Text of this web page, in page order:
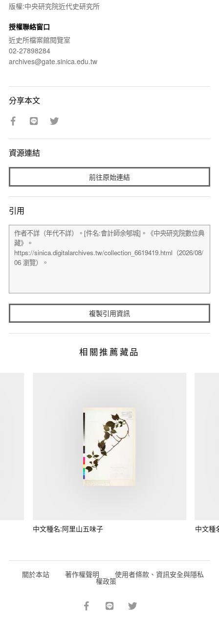
版權:中央研究院近代史研究所
授權聯絡窗口
近史所檔案館閱覽室
02-27898284
archives@gate.sinica.edu.tw
分享本文
資源連結
前往原始連結
引用
複製引用資訊
相關推薦藏品
中文種名:阿里山五味子 中文種
關於本站 著作權聲明 使用者條款、資訊安全與隱私
權政策